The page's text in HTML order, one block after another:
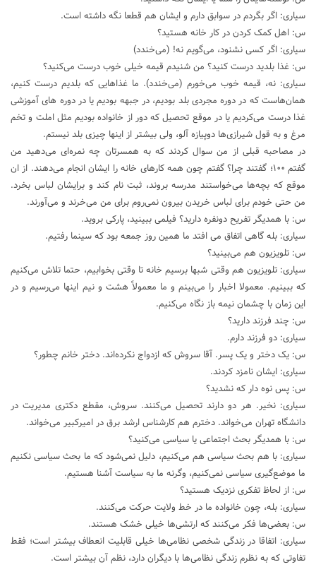
سیاری: اگر بگردم در سوابق دارم و ایشان هم قطعا نگه داشته است.
س: اهل کمک کردن در کار خانه هستید؟
سیاری: اگر کسی نشنود، می‌گویم نه! (می‌خندد)
س: غذا بلدید درست کنید؟ من شنیدم قیمه خیلی خوب درست می‌کنید؟
سیاری: نه، قیمه خوب می‌خورم (می‌خندد). ما غذاهایی که بلدیم درست کنیم،
همان‌هاست که در دوره مجردی بلد بودیم، در جبهه بودیم یا در دوره های آموزشی
غذا درست می‌کردیم یا در موقع تحصیل که دور از خانواده بودیم مثل املت و تخم
مرغ و به قول شیرازی‌ها دوپیازه آلو، ولی بیشتر از اینها چیزی بلد نیستم.
در مصاحبه قبلی از من سوال کردند که به همسرتان چه نمره‌ای می‌دهید من
گفتم ۱۰۰؛ گفتند چرا؟ گفتم چون همه کارهای خانه را ایشان انجام می‌دهند. از ان
موقع که بچه‌ها می‌خواستند مدرسه بروند، ثبت نام کند و برایشان لباس بخرد.
من حتی خودم برای لباس خریدن بیرون نمی‌روم برای من می‌خرند و می‌آورند.
س: با همدیگر تفریح دونفره دارید؟ فیلمی ببینید، پارکی بروید.
سیاری: بله گاهی اتفاق می افتد ما همین روز جمعه بود که سینما رفتیم.
س: تلویزیون هم می‌بینید؟
سیاری: تلویزیون هم وقتی شبها برسیم خانه تا وقتی بخوابیم، حتما تلاش می‌کنیم
که ببینیم. معمولا اخبار را می‌بینم و ما معمولاً هشت و نیم اینها می‌رسیم و در
این زمان با چشمان نیمه باز نگاه می‌کنیم.
س: چند فرزند دارید؟
سیاری: دو فرزند دارم.
س: یک دختر و یک پسر. آقا سروش که ازدواج نکرده‌اند. دختر خانم چطور؟
سیاری: ایشان نامزد کردند.
س: پس نوه دار که نشدید؟
سیاری: نخیر. هر دو دارند تحصیل می‌کنند. سروش، مقطع دکتری مدیریت در
دانشگاه تهران می‌خواند. دخترم هم کارشناس ارشد برق در امیرکبیر می‌خواند.
س: با همدیگر بحث اجتماعی یا سیاسی می‌کنید؟
سیاری: با هم بحث سیاسی هم می‌کنیم، دلیل نمی‌شود که ما بحث سیاسی نکنیم
ما موضع‌گیری سیاسی نمی‌کنیم، وگرنه ما به سیاست آشنا هستیم.
س: از لحاظ تفکری نزدیک هستید؟
سیاری: بله، چون خانواده ما در خط ولایت حرکت می‌کنند.
س: بعضی‌ها فکر می‌کنند که ارتشی‌ها خیلی خشک هستند.
سیاری: اتفاقا در زندگی شخصی نظامی‌ها خیلی قابلیت انعطاف بیشتر است؛ فقط
تفاوتی که به نظرم زندگی نظامی‌ها با دیگران دارد، نظم آن بیشتر است.